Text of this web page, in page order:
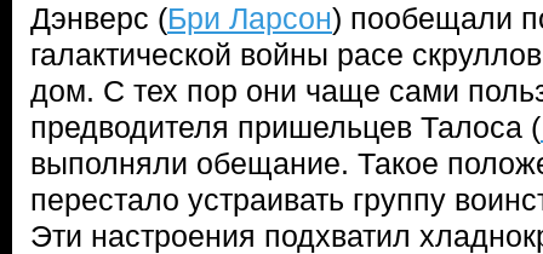
Дэнверс (Бри Ларсон) пообещали
галактической войны расе
дом. С тех пор они чаще сами
предводителя пришельцев Талоса (
выполняли обещание. Такое
перестало устраивать группу
Эти настроения подхватил